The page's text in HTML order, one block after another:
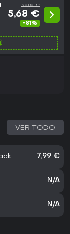
29,99 €
5,68 €
-81%
VER TODO
7,99 €
N/A
N/A